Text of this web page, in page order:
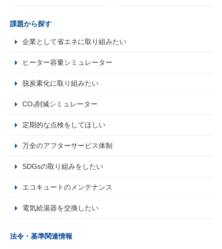
課題から探す
企業として省エネに取り組みたい
ヒーター容量シミュレーター
脱炭素化に取り組みたい
CO₂削減シミュレーター
定期的な点検をしてほしい
万全のアフターサービス体制
SDGsの取り組みをしたい
エコキュートのメンテナンス
電気給湯器を交換したい
法令・基準関連情報